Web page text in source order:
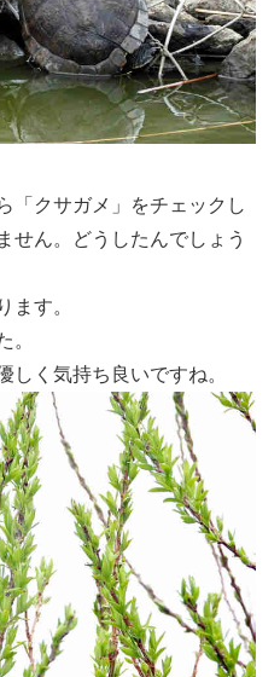
「クサガメ」をチェックし
せん。どうしたんでしょう
ます。
。
しく気持ち良いですね。